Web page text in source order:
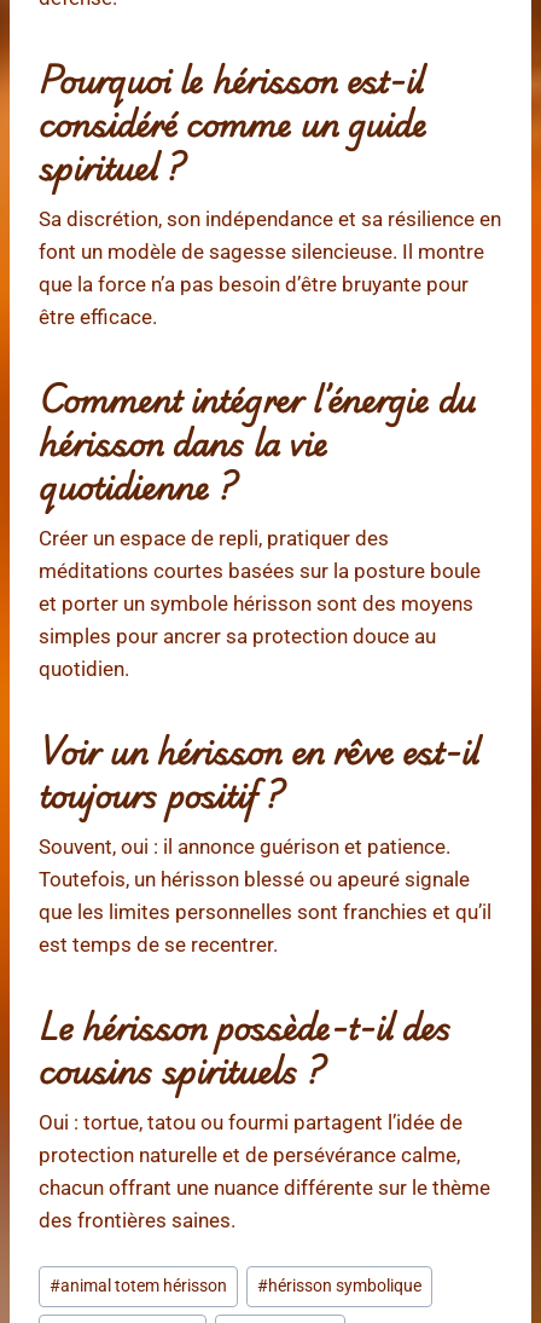
Pourquoi le hérisson est-il
considéré comme un guide
spirituel ?
Sa discrétion, son indépendance et sa résilience en
font un modèle de sagesse silencieuse. Il montre
que la force n’a pas besoin d’être bruyante pour
être efficace.
Comment intégrer l’énergie du
hérisson dans la vie
quotidienne ?
Créer un espace de repli, pratiquer des
méditations courtes basées sur la posture boule
et porter un symbole hérisson sont des moyens
simples pour ancrer sa protection douce au
quotidien.
Voir un hérisson en rêve est-il
toujours positif ?
Souvent, oui : il annonce guérison et patience.
Toutefois, un hérisson blessé ou apeuré signale
que les limites personnelles sont franchies et qu’il
est temps de se recentrer.
Le hérisson possède-t-il des
cousins spirituels ?
Oui : tortue, tatou ou fourmi partagent l’idée de
protection naturelle et de persévérance calme,
chacun offrant une nuance différente sur le thème
des frontières saines.
Étiquettes
de
#animal totem hérisson #hérisson symbolique